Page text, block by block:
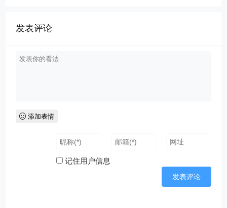
发表评论
添加表情
记住用户信息